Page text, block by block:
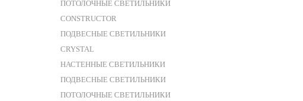
ПОТОЛОЧНЫЕ СВЕТИЛЬНИКИ
CONSTRUCTOR
ПОДВЕСНЫЕ СВЕТИЛЬНИКИ
CRYSTAL
НАСТЕННЫЕ СВЕТИЛЬНИКИ
ПОДВЕСНЫЕ СВЕТИЛЬНИКИ
ПОТОЛОЧНЫЕ СВЕТИЛЬНИКИ